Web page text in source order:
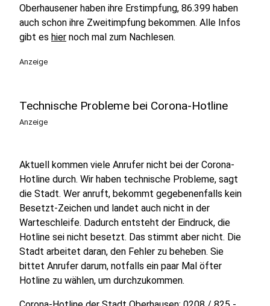
Oberhausener haben ihre Erstimpfung, 86.399 haben
auch schon ihre Zweitimpfung bekommen. Alle Infos
gibt es hier noch mal zum Nachlesen.
Anzeige
Technische Probleme bei Corona-Hotline
Anzeige
Aktuell kommen viele Anrufer nicht bei der Corona-
Hotline durch. Wir haben technische Probleme, sagt
die Stadt. Wer anruft, bekommt gegebenenfalls kein
Besetzt-Zeichen und landet auch nicht in der
Warteschleife. Dadurch entsteht der Eindruck, die
Hotline sei nicht besetzt. Das stimmt aber nicht. Die
Stadt arbeitet daran, den Fehler zu beheben. Sie
bittet Anrufer darum, notfalls ein paar Mal öfter
Hotline zu wählen, um durchzukommen.